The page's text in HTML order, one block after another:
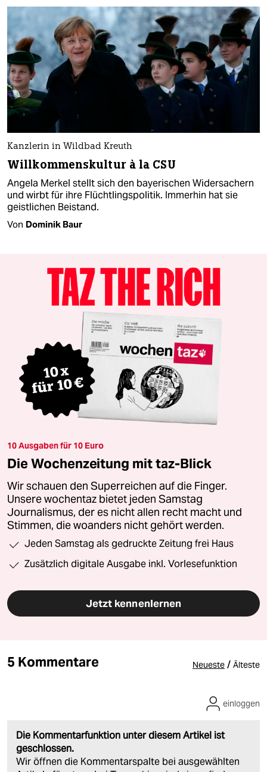
Kanzlerin in Wildbad Kreuth
Willkommenskultur à la CSU
Angela Merkel stellt sich den bayerischen Widersachern
und wirbt für ihre Flüchtlingspolitik. Immerhin hat sie
geistlichen Beistand.
Von Dominik Baur
10 Ausgaben für 10 Euro
Die Wochenzeitung mit taz-Blick
Wir schauen den Superreichen auf die Finger.
Unsere wochentaz bietet jeden Samstag
Journalismus, der es nicht allen recht macht und
Stimmen, die woanders nicht gehört werden.
Jeden Samstag als gedruckte Zeitung frei Haus
Zusätzlich digitale Ausgabe inkl. Vorlesefunktion
Jetzt kennenlernen
5 Kommentare Neueste / Älteste
Die Kommentarfunktion unter diesem Artikel ist
geschlossen.
Wir öffnen die Kommentarspalte bei ausgewählten
einloggen